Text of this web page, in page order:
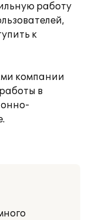
работу
к
компании
в